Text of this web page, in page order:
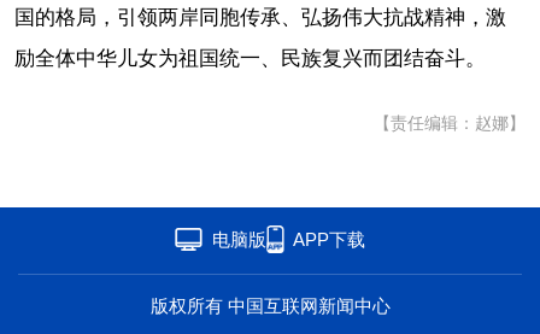
国的格局，引领两岸同胞传承、弘扬伟大抗战精神，激
励全体中华儿女为祖国统一、民族复兴而团结奋斗。
【责任编辑：赵娜】
电脑版 APP下载
版权所有 中国互联网新闻中心